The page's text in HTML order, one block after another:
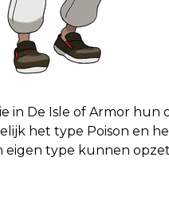
in De Isle of Armor
het type Poison en
type kunnen